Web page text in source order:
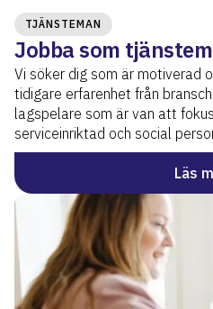
TJÄNSTEMAN
Jobba som
Vi söker dig som är motiverad
tidigare erfarenhet från
lagspelare som är van att
serviceinriktad och social
Läs